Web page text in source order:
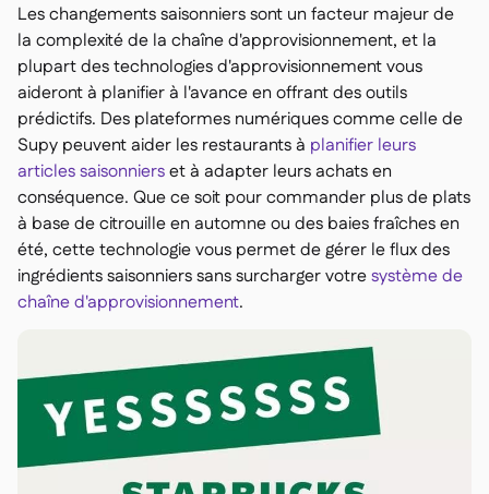
Les changements saisonniers sont un facteur majeur de
la complexité de la chaîne d'approvisionnement, et la
plupart des technologies d'approvisionnement vous
aideront à planifier à l'avance en offrant des outils
prédictifs. Des plateformes numériques comme celle de
Supy peuvent aider les restaurants à planifier leurs
articles saisonnierset à adapter leurs achats en
conséquence. Que ce soit pour commander plus de plats
à base de citrouille en automne ou des baies fraîches en
été, cette technologie vous permet de gérer le flux des
ingrédients saisonniers sans surcharger votresystème de
chaîne d'approvisionnement.